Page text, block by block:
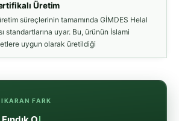
Üretim
süreçlerinin tamamında GİMDES Helal
standartlarına uyar. Bu, ürünün İslami
uygun olarak üretildiği
FARK